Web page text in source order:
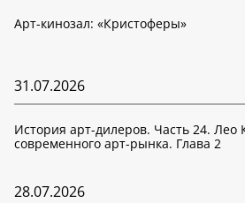
Арт-кинозал: «Кристоферы»
31.07.2026
История арт-дилеров. Часть 24. Лео
современного арт-рынка. Глава 2
28.07.2026